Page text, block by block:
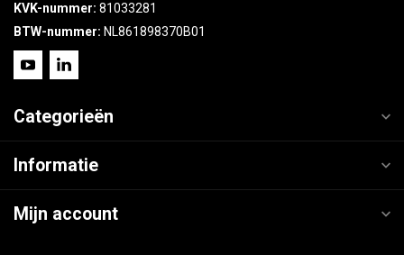
KVK-nummer: 81033281
BTW-nummer: NL861898370B01
Categorieën
Informatie
Mijn account